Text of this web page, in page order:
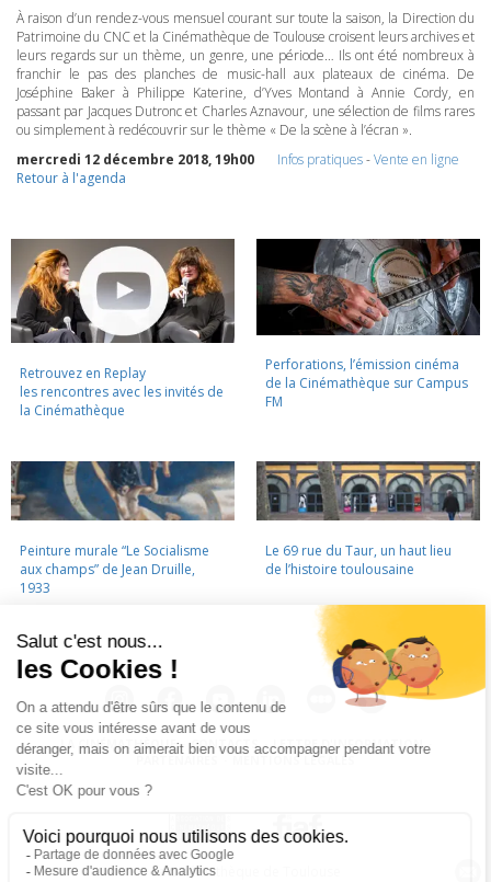
À raison d’un rendez-vous mensuel courant sur toute la saison, la Direction du
Patrimoine du CNCet la Cinémathèque de Toulouse croisent leurs archives et
leurs regards sur un thème, un genre, une période… Ils ont été nombreux à
franchir le pas des planches de music-hall aux plateaux de cinéma. De
Joséphine Baker à Philippe Katerine, d’Yves Montand à Annie Cordy, en
passant par Jacques Dutronc et Charles Aznavour, une sélection de films rares
ou simplement à redécouvrir sur le thème « De la scène à l’écran ».
mercredi 12 décembre 2018, 19h00
Infos pratiques-Vente en ligne
Retour à l'agenda
Retrouvez en Replay
les rencontres avec les invités de
la Cinémathèque
Perforations, l’émission cinéma
de la Cinémathèque sur Campus
FM
Peinture murale “Le Socialisme
aux champs” de Jean Druille,
1933
Le 69 rue du Taur, un haut lieu
de l’histoire toulousaine
LA CINÉMATHÈQUE · CONTACTS · LETTRE D'INFORMATION ·
MENTIONS LÉGALES
La Cinémathèque de Toulouse